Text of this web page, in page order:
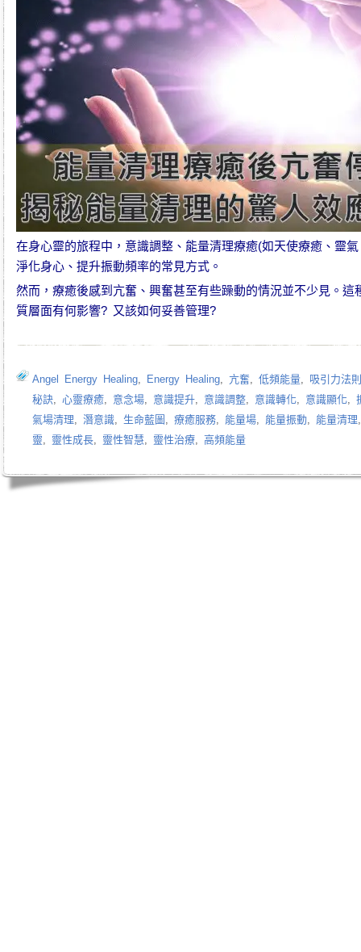
在身心靈的旅程中， 意識調整 、 能量清理療癒(如天使療癒 、 靈氣
淨化身心、 提升振動頻率的常見方式。
然而，療癒後感到亢奮、興奮甚至有些躁動的情況並不少見。
質層面有何影響? 又該如何妥善管理?
Angel Energy Healing, Energy Healing, 亢奮, 低頻能量, 吸引力法則
秘訣, 心靈療癒, 意念場, 意識提升, 意識調整, 意識轉化, 意識顯化,
氣場清理, 潛意識, 生命藍圖 , 療癒服務, 能量場, 能量振動, 能量清理
靈, 靈性成長, 靈性智慧, 靈性治療, 高頻能量